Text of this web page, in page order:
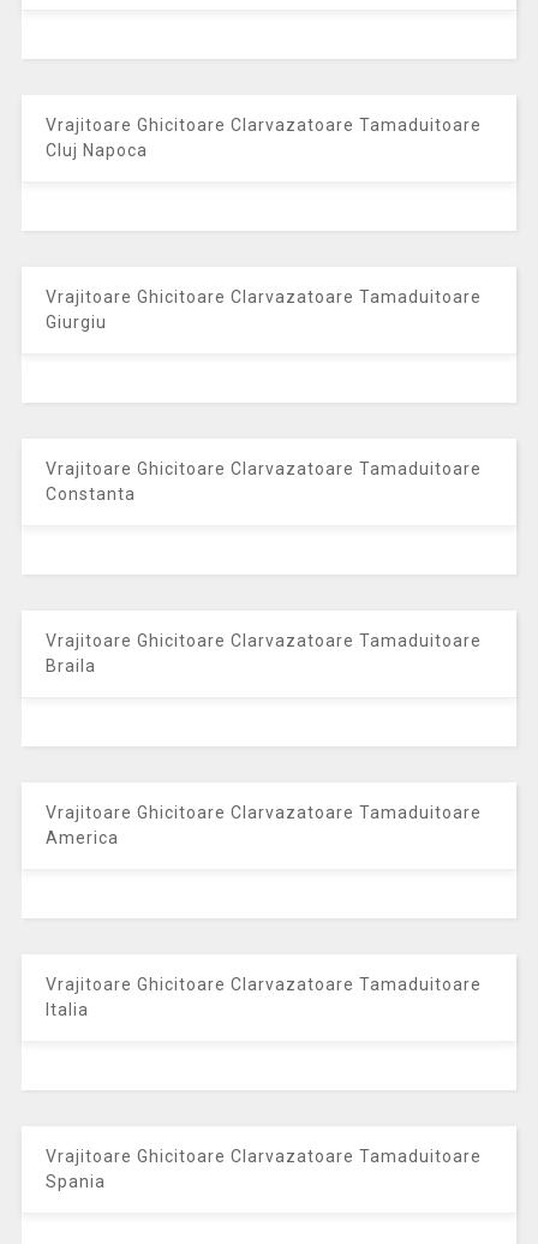
Vrajitoare Ghicitoare Clarvazatoare Tamaduitoare
Cluj Napoca
Vrajitoare Ghicitoare Clarvazatoare Tamaduitoare
Giurgiu
Vrajitoare Ghicitoare Clarvazatoare Tamaduitoare
Constanta
Vrajitoare Ghicitoare Clarvazatoare Tamaduitoare
Braila
Vrajitoare Ghicitoare Clarvazatoare Tamaduitoare
America
Vrajitoare Ghicitoare Clarvazatoare Tamaduitoare
Italia
Vrajitoare Ghicitoare Clarvazatoare Tamaduitoare
Spania